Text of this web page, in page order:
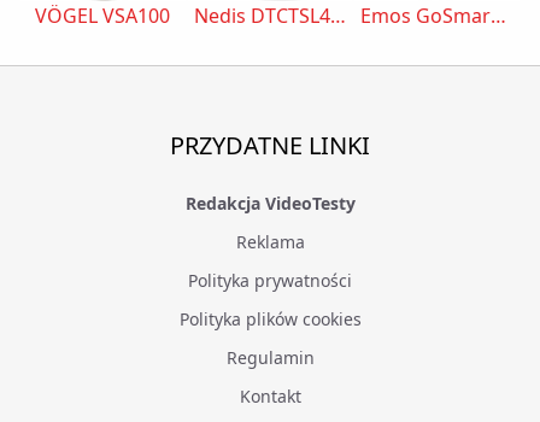
VÖGEL VSA100 Nedis DTCTSL40WT Emos GoSmart TS380C-HW
PRZYDATNE LINKI
Redakcja VideoTesty
Reklama
Polityka prywatności
Polityka plików cookies
Regulamin
Kontakt